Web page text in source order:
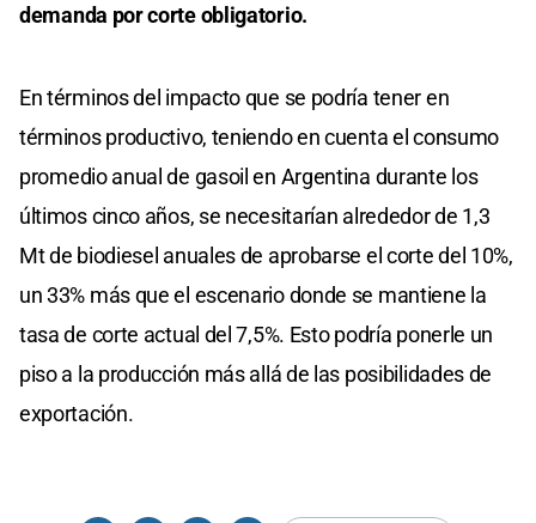
demanda por corte obligatorio.
En términos del impacto que se podría tener en
términos productivo, teniendo en cuenta el consumo
promedio anual de gasoil en Argentina durante los
últimos cinco años, se necesitarían alrededor de 1,3
Mt de biodiesel anuales de aprobarse el corte del 10%,
un 33% más que el escenario donde se mantiene la
tasa de corte actual del 7,5%. Esto podría ponerle un
piso a la producción más allá de las posibilidades de
exportación.